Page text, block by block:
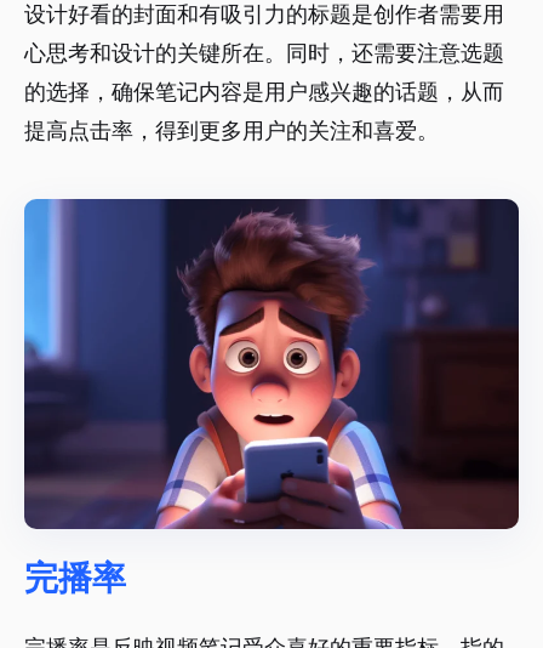
设计好看的封面和有吸引力的标题是创作者需要用
心思考和设计的关键所在。同时，还需要注意选题
的选择，确保笔记内容是用户感兴趣的话题，从而
提高点击率，得到更多用户的关注和喜爱。
完播率